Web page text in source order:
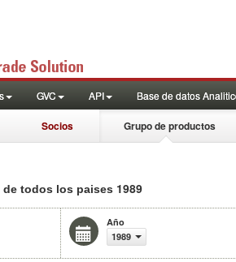
GVC API Base de datos
Socios Grupo de productos
de todos los paises 1989
Año
1989